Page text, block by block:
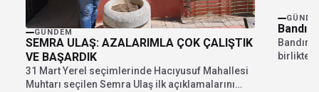
GÜNDEM
SEMRA ULAŞ: AZALARIMLA ÇOK ÇALIŞTIK
VE BAŞARDIK
31 Mart Yerel seçimlerinde Hacıyusuf Mahallesi
Muhtarı seçilen Semra Ulaş ilk açıklamalarını
birlikte